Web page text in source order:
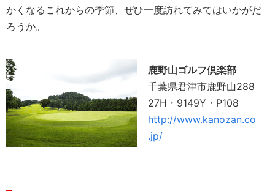
かくなるこれからの季節、ぜひ一度訪れてみてはいかがだ
ろうか。
鹿野山ゴルフ倶楽部
千葉県君津市鹿野山288
27H・9149Y・P108
http://www.kanozan.co
.jp/